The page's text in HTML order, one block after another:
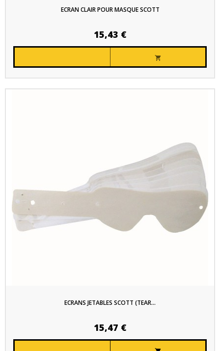
ECRAN CLAIR POUR MASQUE SCOTT
15,43 €

ECRANS JETABLES SCOTT (TEAR...
15,47 €